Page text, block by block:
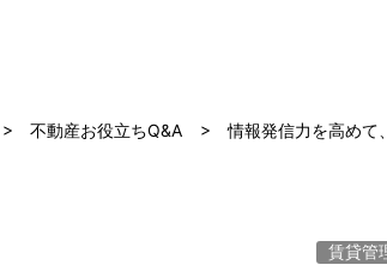
不動産お役立ちQ&A 情報発信力を高めて
賃貸管